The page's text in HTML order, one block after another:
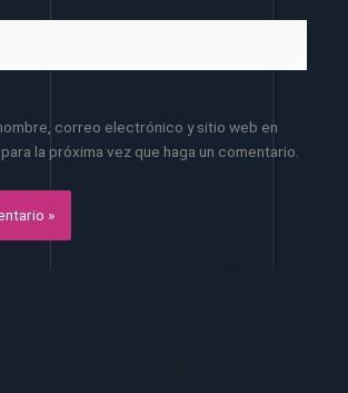
correo electrónico y sitio web en
la próxima vez que haga un comentario.